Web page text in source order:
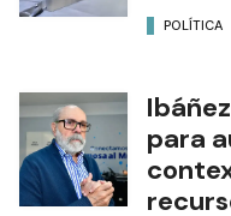
POLÍTICA
para